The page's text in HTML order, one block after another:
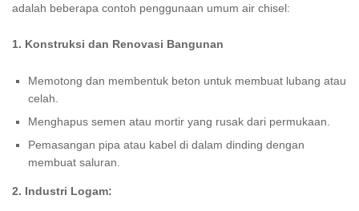
adalah beberapa contoh penggunaan umum air chisel:
1. Konstruksi dan Renovasi Bangunan
Memotong dan membentuk beton untuk membuat lubang atau
celah.
Menghapus semen atau mortir yang rusak dari permukaan.
Pemasangan pipa atau kabel di dalam dinding dengan
membuat saluran.
2. Industri Logam: